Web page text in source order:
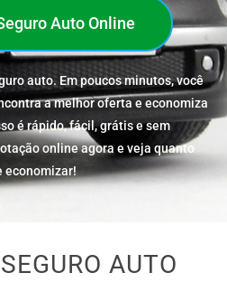
Auto Online
auto. Em poucos minutos, você
a melhor oferta e economiza
é rápido, fácil, grátis e sem
online agora e veja quanto
economizar!
AUTO